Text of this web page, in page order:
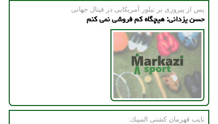
پس از پیروزی بر تیلور آمریكایی در فینال جهانی
حسن یزدانی: هیچگاه کم فروشی نمی کنم
نایب قهرمان كشتی المپیك: